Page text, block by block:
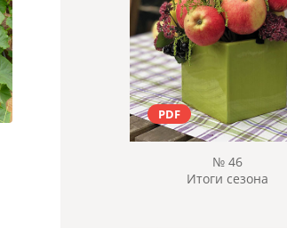
PDF
№ 46
Итоги сезона